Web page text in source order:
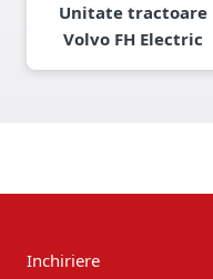
Unitate tractoare
Volvo FH Electric
Inchiriere